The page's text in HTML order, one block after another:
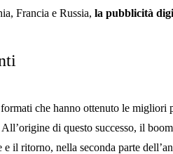
Francia e Russia,la pubblicità
che hanno ottenuto le migliori
di questo successo, il
e il ritorno, nella seconda parte